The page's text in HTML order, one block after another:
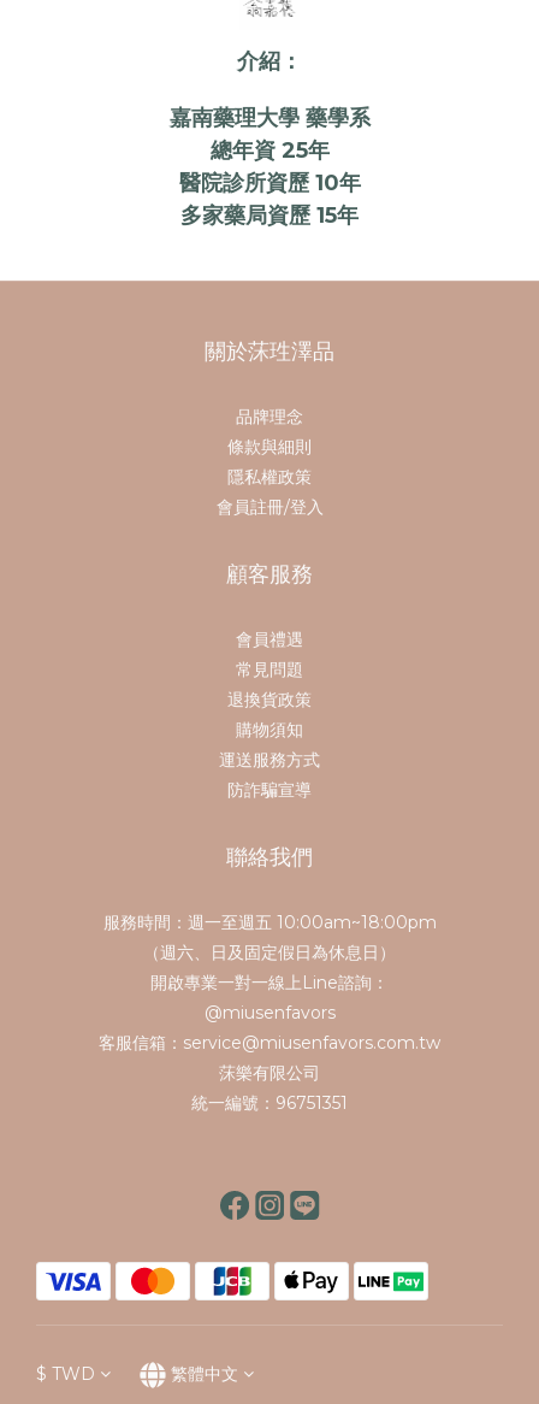
介紹：
嘉南藥理大學 藥學系
總年資 25年
醫院診所資歷 10年
多家藥局資歷 15年
關於莯珄澤品
品牌理念
條款與細則
隱私權政策
會員註冊/登入
顧客服務
會員禮遇
常見問題
退換貨政策
購物須知
運送服務方式
防詐騙宣導
聯絡我們
服務時間：週一至週五 10:00am~18:00pm
（週六、日及固定假日為休息日）
開啟專業一對一線上Line諮詢：
@miusenfavors
客服信箱：service@miusenfavors.com.tw
莯樂有限公司
統一編號：96751351
$ TWD 繁體中文